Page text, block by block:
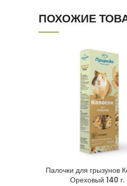
ПОХОЖИЕ
В КОРЗИНУ
Палочки для грызунов
Ореховый 140 г.